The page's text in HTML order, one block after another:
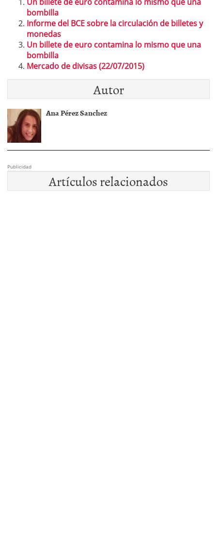
bombilla
Informe del BCE sobre la circulación de billetes y
monedas
Un billete de euro contamina lo mismo que una
bombilla
Mercado de divisas (22/07/2015)
Autor
Ana Pérez Sanchez
Publicidad
Artículos relacionados